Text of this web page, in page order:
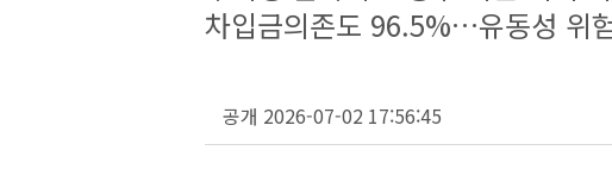
차입금의존도 96.5%…유동성 위
공개 2026-07-02 17:56:45